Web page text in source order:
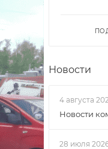
Новости
4 августа
Новости
28 июля